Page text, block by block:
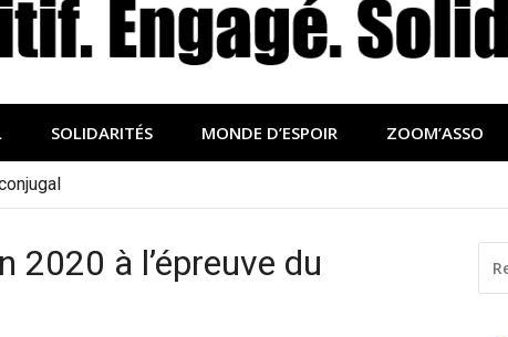
sociale, solidaire
SOLIDARITÉS MONDE D’ESPOIR ZOOM’ASSO
2020 à l’épreuve du
: